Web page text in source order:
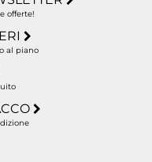
offerte!
al piano